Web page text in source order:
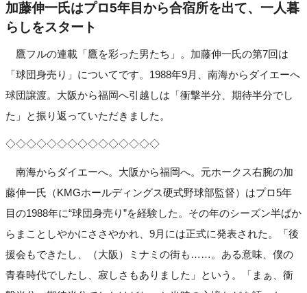
加藤伸一氏はプロ5年目から合宿所を出て、一人暮
らしをスタート
鷹フルの連載「鷹を彩った男たち」。加藤伸一氏の第7回は
「球団身売り」についてです。1988年9月、南海からダイエーへ
球団譲渡。大阪から福岡へ引越しは「衝撃半分、期待半分でし
た」と振り返っていただきました。
◇◇◇◇◇◇◇◇◇◇◇◇◇◇◇
南海からダイエーへ。大阪から福岡へ。元ホークス右腕の加
藤伸一氏（KMGホールディングス硬式野球部監督）はプロ5年
目の1988年に“球団身売り”を経験した。その年のシーズン半ばか
らまことしやかにささやかれ、9月には正式に発表された。「後
援会もできたし、（大阪）ミナミの街も……。ある意味、僕の
青春時代でしたし、寂しさもありました」という。「まぁ、衝